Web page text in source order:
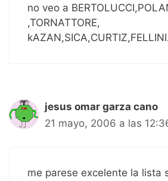
no veo a
,TORNATTORE,
jesus omar garza cano
21 mayo, 2006 a las
me parese excelente la lista